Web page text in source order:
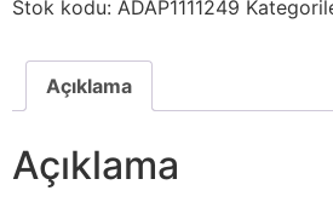
Stok kodu: ADAP1111249
Açıklama
Açıklama